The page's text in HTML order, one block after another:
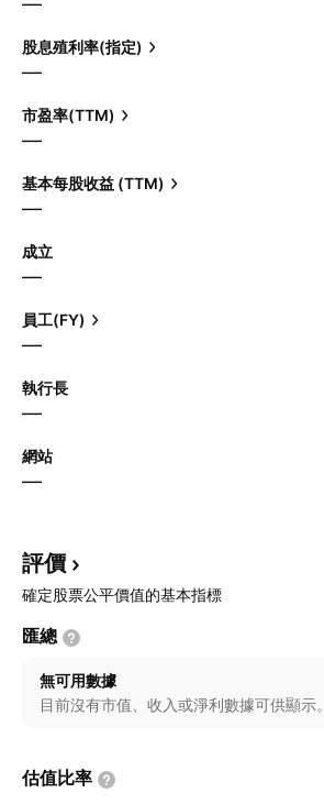
股息殖利率(指定)
—
市盈率(TTM)
—
基本每股收益 (TTM)
—
成立
—
員工(FY)
—
執行長
—
網站
—
評價
確定股票公平價值的基本指標
匯總
無可用數據
目前沒有市值、收入或淨利數據可供顯示。
估值比率